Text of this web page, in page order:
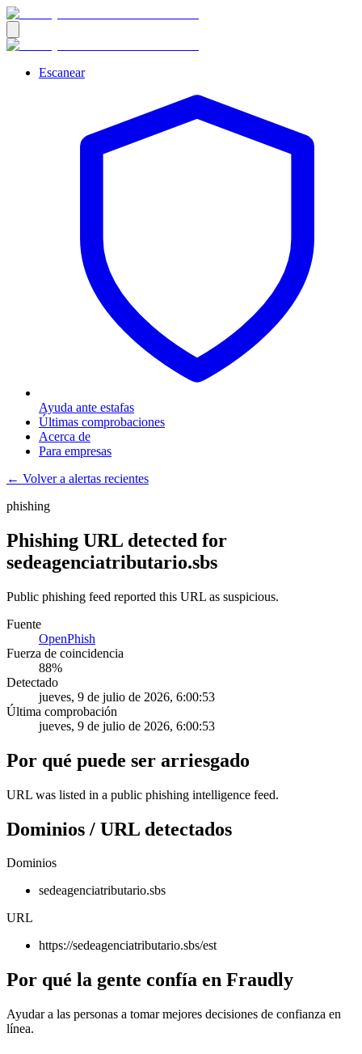
Escanear
Ayuda ante estafas
Últimas comprobaciones
Acerca de
Para empresas
← Volver a alertas recientes
phishing
Phishing URL detected for
sedeagenciatributario.sbs
Public phishing feed reported this URL as suspicious.
Fuente
OpenPhish
Fuerza de coincidencia
88%
Detectado
jueves, 9 de julio de 2026, 6:00:53
Última comprobación
jueves, 9 de julio de 2026, 6:00:53
Por qué puede ser arriesgado
URL was listed in a public phishing intelligence feed.
Dominios / URL detectados
Dominios
sedeagenciatributario.sbs
URL
https://sedeagenciatributario.sbs/est
Por qué la gente confía en Fraudly
Ayudar a las personas a tomar mejores decisiones de confianza en
línea.